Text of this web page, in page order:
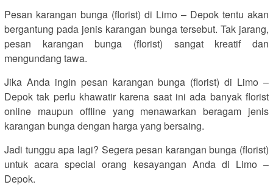
Pesan karangan bunga (florist) di Limo – Depok tentu akan
bergantung pada jenis karangan bunga tersebut. Tak jarang,
pesan karangan bunga (florist) sangat kreatif dan
mengundang tawa.
Jika Anda ingin pesan karangan bunga (florist) di Limo –
Depok tak perlu khawatir karena saat ini ada banyak florist
online maupun offline yang menawarkan beragam jenis
karangan bunga dengan harga yang bersaing.
Jadi tunggu apa lagi? Segera pesan karangan bunga (florist)
untuk acara special orang kesayangan Anda di Limo –
Depok.